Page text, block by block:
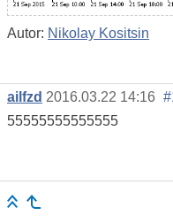
Autor: Nikolay Kositsin
ailfzd 2016.03.22 14:16
55555555555555